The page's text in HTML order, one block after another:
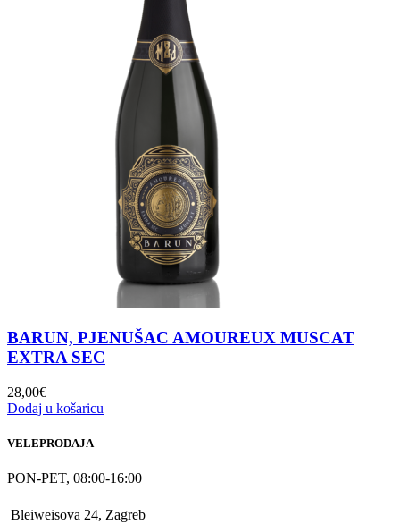
BARUN, PJENUŠAC AMOUREUX MUSCAT
EXTRA SEC
28,00€
Dodaj u košaricu
VELEPRODAJA
PON-PET, 08:00-16:00
Bleiweisova 24, Zagreb